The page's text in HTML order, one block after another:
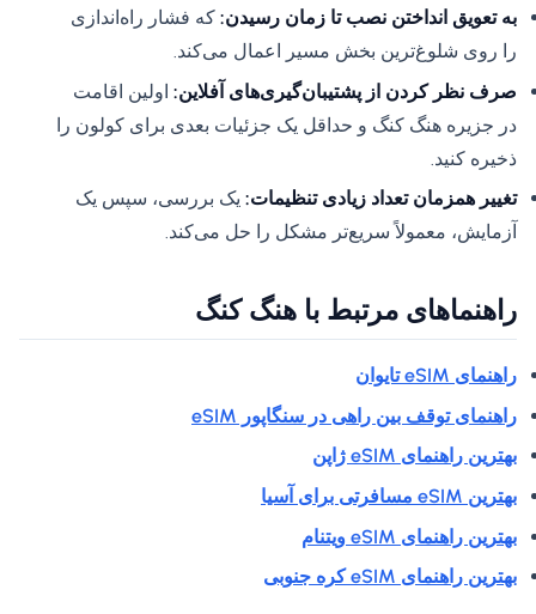
به تعویق انداختن نصب تا زمان رسیدن: که فشار راه‌اندازی
را روی شلوغ‌ترین بخش مسیر اعمال می‌کند.
صرف نظر کردن از پشتیبان‌گیری‌های آفلاین: اولین اقامت
در جزیره هنگ کنگ و حداقل یک جزئیات بعدی برای کولون را
ذخیره کنید.
تغییر همزمان تعداد زیادی تنظیمات: یک بررسی، سپس یک
آزمایش، معمولاً سریع‌تر مشکل را حل می‌کند.
راهنماهای مرتبط با هنگ کنگ
راهنمای eSIM تایوان
راهنمای توقف بین راهی در سنگاپور eSIM
بهترین راهنمای eSIM ژاپن
بهترین eSIM مسافرتی برای آسیا
بهترین راهنمای eSIM ویتنام
بهترین راهنمای eSIM کره جنوبی